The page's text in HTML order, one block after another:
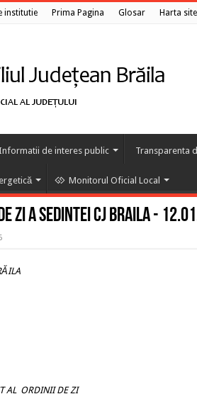
institutie Prima Pagina Glosar Harta site
de interes public Transparenta
Monitorul Oficial Local
a sedintei CJ BRAILA -
BRĂILA
DE ZI